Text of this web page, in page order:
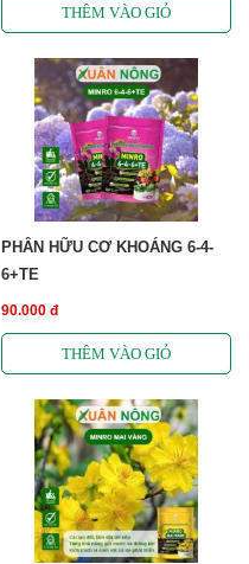
PHÂN HỮU CƠ KHOÁNG 6-4-
6+TE
90.000 đ